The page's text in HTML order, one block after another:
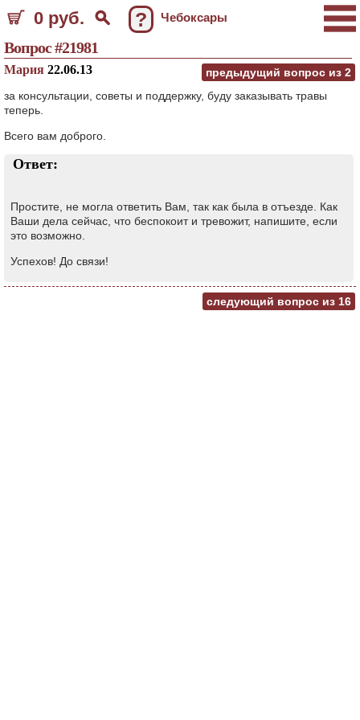
0 руб. ? Чебоксары
Вопрос #21981
предыдущий вопрос из 2
Мария 22.06.13
за консультации, советы и поддержку, буду заказывать травы
теперь.
Всего вам доброго.
Ответ:
Простите, не могла ответить Вам, так как была в отъезде. Как
Ваши дела сейчас, что беспокоит и тревожит, напишите, если
это возможно.
Успехов! До связи!
следующий вопрос из 16